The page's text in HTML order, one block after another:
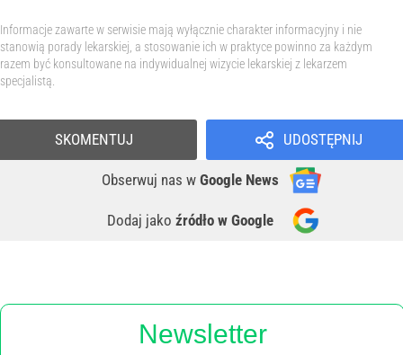
Informacje zawarte w serwisie mają wyłącznie charakter informacyjny i nie
stanowią porady lekarskiej, a stosowanie ich w praktyce powinno za każdym
razem być konsultowane na indywidualnej wizycie lekarskiej z lekarzem
specjalistą.
UDOSTĘPNIJ
Obserwuj nas w Google News
Dodaj jako źródło w Google
SKOMENTUJ
Newsletter